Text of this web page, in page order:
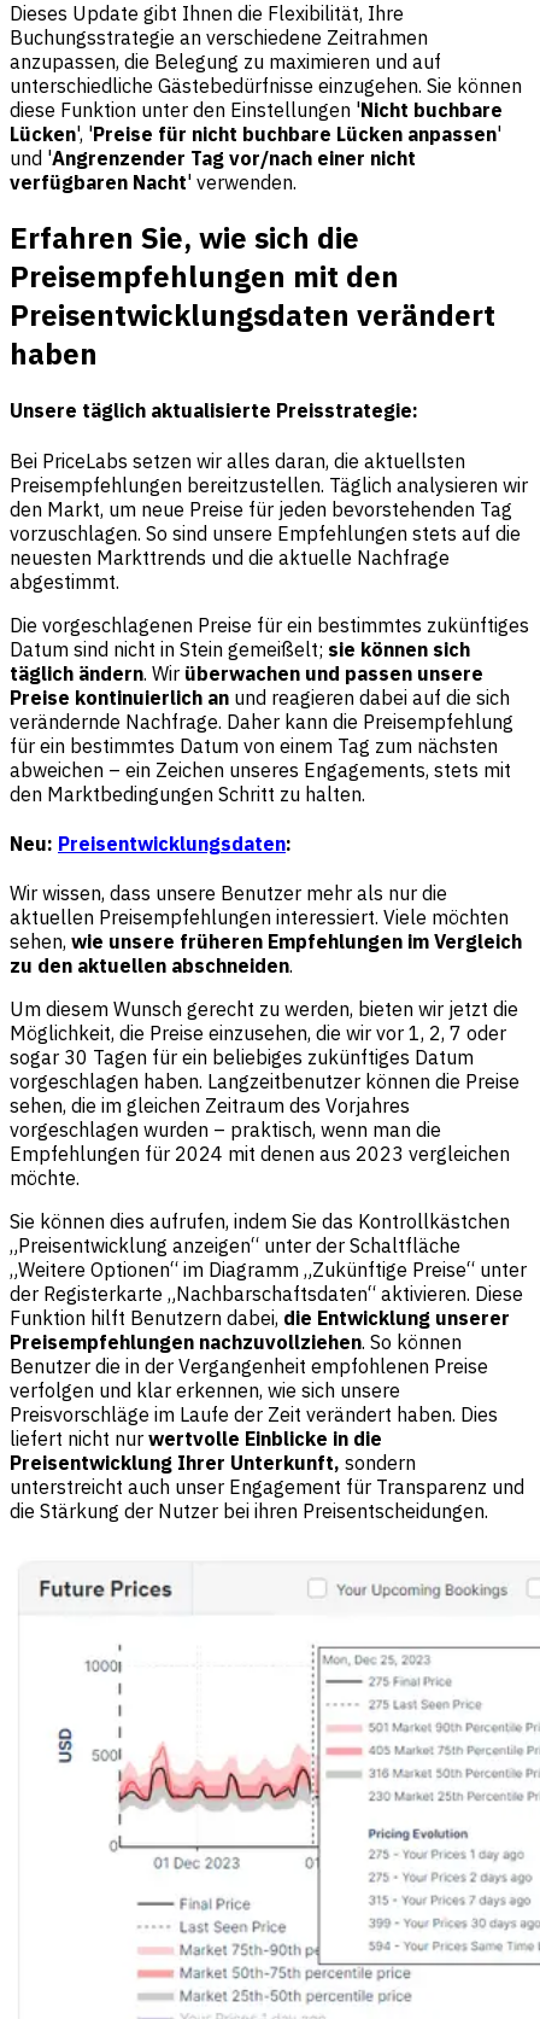
Dieses Update gibt Ihnen die Flexibilität, Ihre
Buchungsstrategie an verschiedene Zeitrahmen
anzupassen, die Belegung zu maximieren und auf
unterschiedliche Gästebedürfnisse einzugehen. Sie können
diese Funktion unter den Einstellungen 'Nicht buchbare
Lücken', 'Preise für nicht buchbare Lücken anpassen'
und 'Angrenzender Tag vor/nach einer nicht
verfügbaren Nacht' verwenden.
Erfahren Sie, wie sich die
Preisempfehlungen mit den
Preisentwicklungsdaten verändert
haben
Unsere täglich aktualisierte Preisstrategie:
Bei PriceLabs setzen wir alles daran, die aktuellsten
Preisempfehlungen bereitzustellen. Täglich analysieren wir
den Markt, um neue Preise für jeden bevorstehenden Tag
vorzuschlagen. So sind unsere Empfehlungen stets auf die
neuesten Markttrends und die aktuelle Nachfrage
abgestimmt.
Die vorgeschlagenen Preise für ein bestimmtes zukünftiges
Datum sind nicht in Stein gemeißelt; sie können sich
täglich ändern. Wir überwachen und passen unsere
Preise kontinuierlich an und reagieren dabei auf die sich
verändernde Nachfrage. Daher kann die Preisempfehlung
für ein bestimmtes Datum von einem Tag zum nächsten
abweichen – ein Zeichen unseres Engagements, stets mit
den Marktbedingungen Schritt zu halten.
Neu: Preisentwicklungsdaten:
Wir wissen, dass unsere Benutzer mehr als nur die
aktuellen Preisempfehlungen interessiert. Viele möchten
sehen, wie unsere früheren Empfehlungen im Vergleich
zu den aktuellen abschneiden.
Um diesem Wunsch gerecht zu werden, bieten wir jetzt die
Möglichkeit, die Preise einzusehen, die wir vor 1, 2, 7 oder
sogar 30 Tagen für ein beliebiges zukünftiges Datum
vorgeschlagen haben. Langzeitbenutzer können die Preise
sehen, die im gleichen Zeitraum des Vorjahres
vorgeschlagen wurden – praktisch, wenn man die
Empfehlungen für 2024 mit denen aus 2023 vergleichen
möchte.
Sie können dies aufrufen, indem Sie das Kontrollkästchen
„Preisentwicklung anzeigen“ unter der Schaltfläche
„Weitere Optionen“ im Diagramm „Zukünftige Preise“ unter
der Registerkarte „Nachbarschaftsdaten“ aktivieren. Diese
Funktion hilft Benutzern dabei, die Entwicklung unserer
Preisempfehlungen nachzuvollziehen. So können
Benutzer die in der Vergangenheit empfohlenen Preise
verfolgen und klar erkennen, wie sich unsere
Preisvorschläge im Laufe der Zeit verändert haben. Dies
liefert nicht nur wertvolle Einblicke in die
Preisentwicklung Ihrer Unterkunft, sondern
unterstreicht auch unser Engagement für Transparenz und
die Stärkung der Nutzer bei ihren Preisentscheidungen.